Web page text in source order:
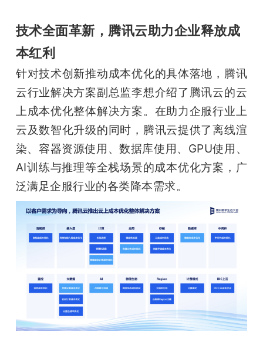
技术全面革新，腾讯云助力企业释放成
本红利
针对技术创新推动成本优化的具体落地，腾讯
云行业解决方案副总监李想介绍了腾讯云的云
上成本优化整体解决方案。在助力企服行业上
云及数智化升级的同时，腾讯云提供了离线渲
染、容器资源使用、数据库使用、GPU使用、
AI训练与推理等全栈场景的成本优化方案，广
泛满足企服行业的各类降本需求。